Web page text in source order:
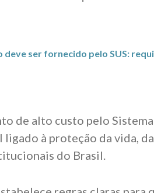
ser fornecido pelo SUS:
de alto custo pelo
à proteção da vida,
do Brasil.